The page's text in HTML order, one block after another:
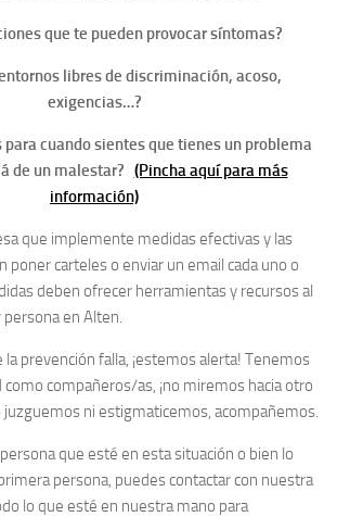
que te pueden provocar síntomas?
libres de discriminación, acoso,
exigencias…?
para cuando sientes que tienes un problema
de un malestar? (Pincha aquí para más
información)
que implemente medidas efectivas y las
poner carteles o enviar un email cada uno o
deben ofrecer herramientas y recursos al
persona en Alten.
prevención falla, ¡estemos alerta! Tenemos
compañeros/as, ¡no miremos hacia otro
juzguemos ni estigmaticemos, acompañemos.
que esté en esta situación o bien lo
persona, puedes contactar con nuestra
lo que esté en nuestra mano para